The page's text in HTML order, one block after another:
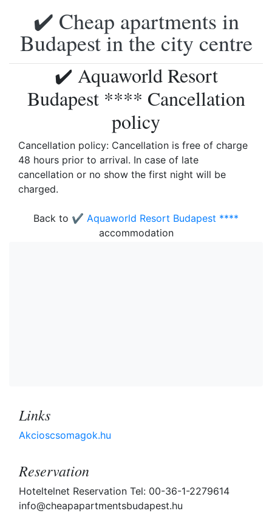
✔️ Cheap apartments in
Budapest in the city centre
✔️ Aquaworld Resort
Budapest **** Cancellation
policy
Cancellation policy: Cancellation is free of charge
48 hours prior to arrival. In case of late
cancellation or no show the first night will be
charged.
Back to ✔️ Aquaworld Resort Budapest ****
accommodation
Links
Akcioscsomagok.hu
Reservation
Hoteltelnet Reservation Tel: 00-36-1-2279614
info@cheapapartmentsbudapest.hu